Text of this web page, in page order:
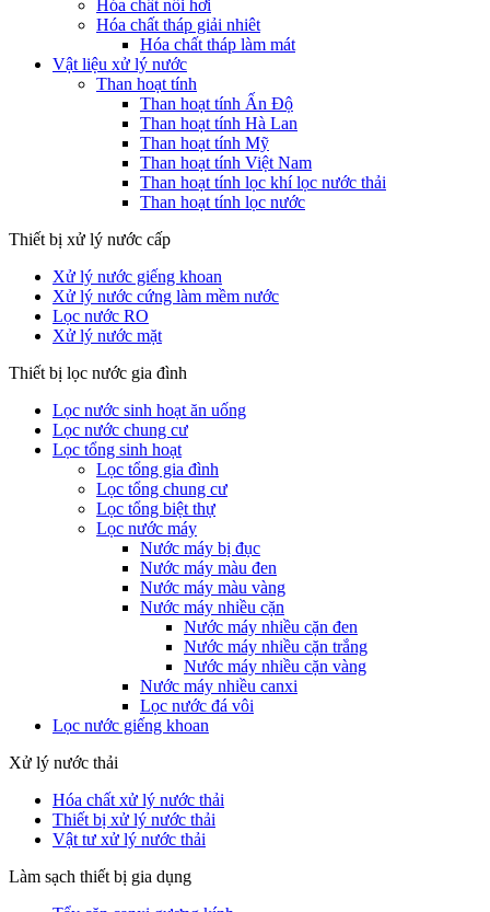
Hóa chất nồi hơi
Hóa chất tháp giải nhiêt
Hóa chất tháp làm mát
Vật liệu xử lý nước
Than hoạt tính
Than hoạt tính Ấn Độ
Than hoạt tính Hà Lan
Than hoạt tính Mỹ
Than hoạt tính Việt Nam
Than hoạt tính lọc khí lọc nước thải
Than hoạt tính lọc nước
Thiết bị xử lý nước cấp
Xử lý nước giếng khoan
Xử lý nước cứng làm mềm nước
Lọc nước RO
Xử lý nước mặt
Thiết bị lọc nước gia đình
Lọc nước sinh hoạt ăn uống
Lọc nước chung cư
Lọc tổng sinh hoạt
Lọc tổng gia đình
Lọc tổng chung cư
Lọc tổng biệt thự
Lọc nước máy
Nước máy bị đục
Nước máy màu đen
Nước máy màu vàng
Nước máy nhiều cặn
Nước máy nhiều cặn đen
Nước máy nhiều cặn trắng
Nước máy nhiều cặn vàng
Nước máy nhiều canxi
Lọc nước đá vôi
Lọc nước giếng khoan
Xử lý nước thải
Hóa chất xử lý nước thải
Thiết bị xử lý nước thải
Vật tư xử lý nước thải
Làm sạch thiết bị gia dụng